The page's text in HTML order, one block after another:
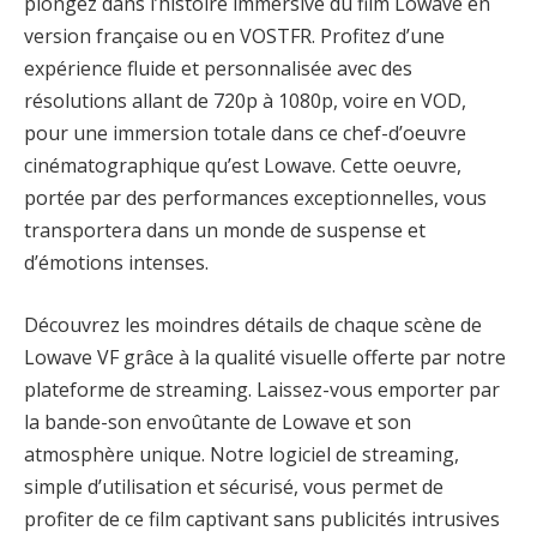
version française ou en VOSTFR. Profitez d’une
expérience fluide et personnalisée avec des
résolutions allant de 720p à 1080p, voire en VOD,
pour une immersion totale dans ce chef-d’oeuvre
cinématographique qu’est Lowave. Cette oeuvre,
portée par des performances exceptionnelles, vous
transportera dans un monde de suspense et
d’émotions intenses.
Découvrez les moindres détails de chaque scène de
Lowave VF grâce à la qualité visuelle offerte par notre
plateforme de streaming. Laissez-vous emporter par
la bande-son envoûtante de Lowave et son
atmosphère unique. Notre logiciel de streaming,
simple d’utilisation et sécurisé, vous permet de
profiter de ce film captivant sans publicités intrusives